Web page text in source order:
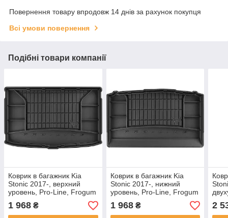
Повернення товару впродовж 14 днів за рахунок покупця
Всі умови повернення
Подібні товари компанії
Коврик в багажник Kia
Stonic 2017-, верхний
уровень, Pro-Line, Frogum
1 968 ₴
Коврик в багажник Kia
Stonic 2017-, нижний
уровень, Pro-Line, Frogum
1 968₴
GR
2